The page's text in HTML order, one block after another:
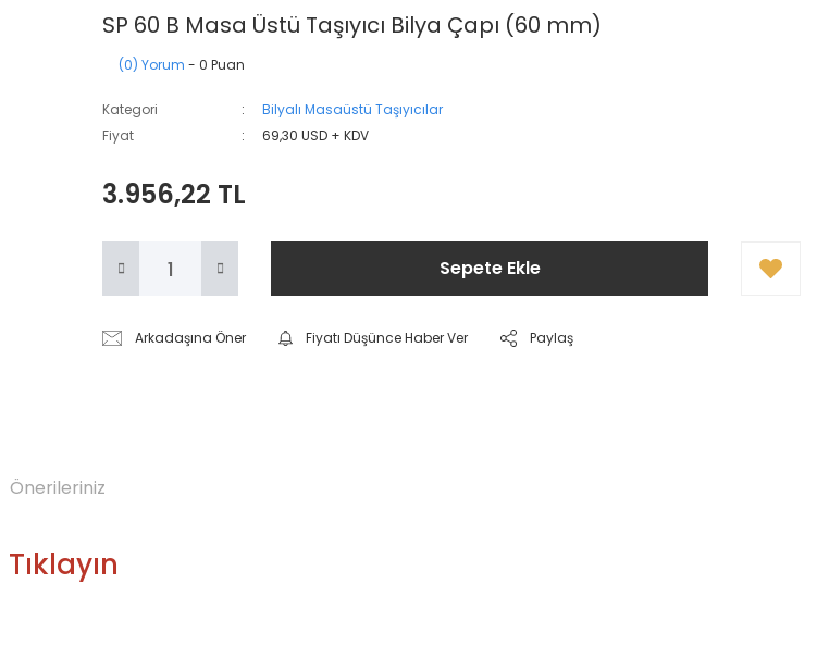
SP 60 B Masa Üstü Taşıyıcı Bilya Çapı (60 mm)
(0) Yorum - 0 Puan
Kategori
Bilyalı Masaüstü Taşıyıcılar
Fiyat
69,30 USD + KDV
3.956,22 TL
Sepete Ekle
Arkadaşına Öner Fiyatı Düşünce Haber Ver Paylaş
Önerileriniz
Tıklayın